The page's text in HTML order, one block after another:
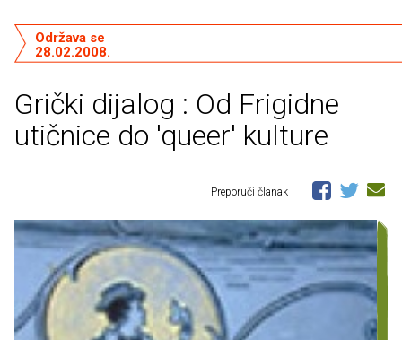
Grički dijalog : Od Frigidne
utičnice do 'queer' kulture
Održava se
28.02.2008.
Preporuči članak